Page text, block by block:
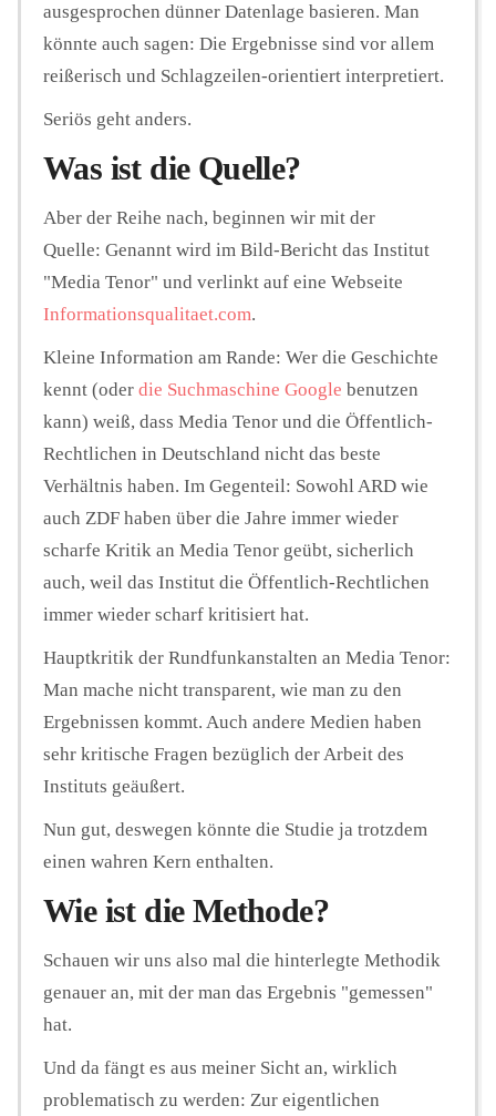
ausgesprochen dünner Datenlage basieren. Man
könnte auch sagen: Die Ergebnisse sind vor allem
reißerisch und Schlagzeilen-orientiert interpretiert.
Seriös geht anders.
Was ist die Quelle?
Aber der Reihe nach, beginnen wir mit der
Quelle: Genannt wird im Bild-Bericht das Institut
"Media Tenor" und verlinkt auf eine Webseite
Informationsqualitaet.com.
Kleine Information am Rande: Wer die Geschichte
kennt (oder die Suchmaschine Google benutzen
kann) weiß, dass Media Tenor und die Öffentlich-
Rechtlichen in Deutschland nicht das beste
Verhältnis haben. Im Gegenteil: Sowohl ARD wie
auch ZDF haben über die Jahre immer wieder
scharfe Kritik an Media Tenor geübt, sicherlich
auch, weil das Institut die Öffentlich-Rechtlichen
immer wieder scharf kritisiert hat.
Hauptkritik der Rundfunkanstalten an Media Tenor:
Man mache nicht transparent, wie man zu den
Ergebnissen kommt. Auch andere Medien haben
sehr kritische Fragen bezüglich der Arbeit des
Instituts geäußert.
Nun gut, deswegen könnte die Studie ja trotzdem
einen wahren Kern enthalten.
Wie ist die Methode?
Schauen wir uns also mal die hinterlegte Methodik
genauer an, mit der man das Ergebnis "gemessen"
hat.
Und da fängt es aus meiner Sicht an, wirklich
problematisch zu werden: Zur eigentlichen